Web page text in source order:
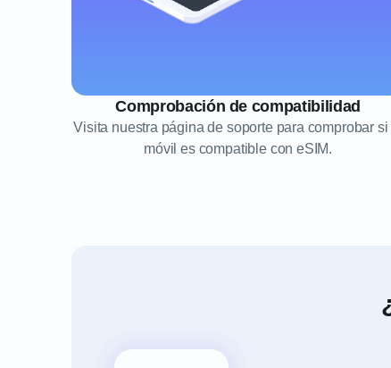
Comprobación de compatibilidad
Visita nuestra página de soporte para comprobar si
móvil es compatible con eSIM.